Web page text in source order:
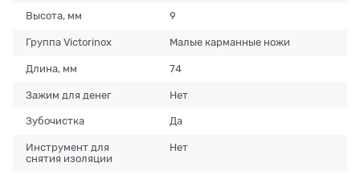
Высота, мм 9
Группа Victorinox Малые карманные ножи
Длина, мм 74
Зажим для денег Нет
Зубочистка Да
Инструмент для
снятия изоляции
Нет